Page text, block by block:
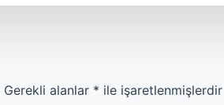
Gerekli alanlar * ile işaretlenmişlerdir